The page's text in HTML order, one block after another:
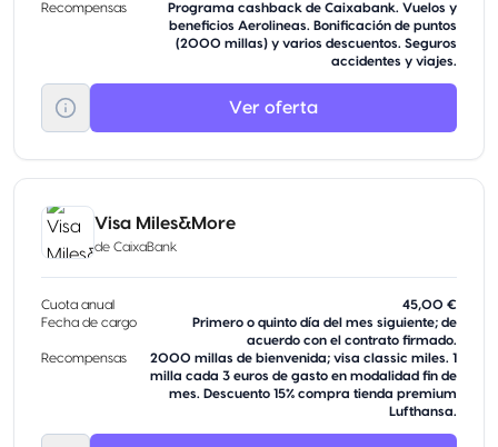
Recompensas
Programa cashback de Caixabank. Vuelos y
beneficios Aerolineas. Bonificación de puntos
(2000 millas) y varios descuentos. Seguros
accidentes y viajes.
Ver oferta
Visa Miles&More
de CaixaBank
Cuota anual
45,00 €
Fecha de cargo
Primero o quinto día del mes siguiente; de
acuerdo con el contrato firmado.
Recompensas
2000 millas de bienvenida; visa classic miles. 1
milla cada 3 euros de gasto en modalidad fin de
mes. Descuento 15% compra tienda premium
Lufthansa.